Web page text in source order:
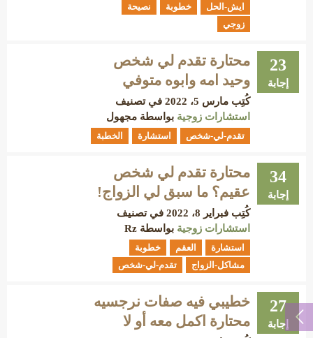
ايش-الحل
خطوبة
نصيحة
زوجي
23
إجابة
محتارة تقدم لي شخص
وحيد امه وابوه متوفي
كُتِب مارس 5، 2022
في تصنيف
استشارات زوجية بواسطة مجهول
تقدم-لي-شخص استشارة الخطبة
34
إجابة
محتارة تقدم لي شخص
عقيم؟ ما سبق لي الزواج!
كُتِب فبراير 8، 2022
في تصنيف
استشارات زوجية بواسطة Rz
استشارة العقم
خطوبة
مشاكل-الزواج
تقدم-لي-شخص
27
إجابة
خطيبي فيه صفات نرجسيه
محتارة اكمل معه أو لا